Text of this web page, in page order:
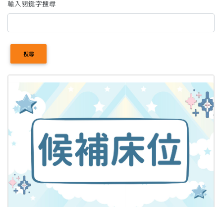
輸入關鍵字搜尋
搜尋